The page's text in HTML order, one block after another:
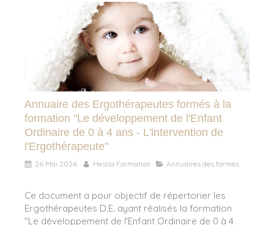
Annuaire des Ergothérapeutes formés à la
formation "Le développement de l'Enfant
Ordinaire de 0 à 4 ans - L'intervention de
l'Ergothérapeute"
26 Mai 2026 Hestia Formation Annuaires des formés
Ce document a pour objectif de répertorier les
Ergothérapeutes D.E. ayant réalisés la formation
"Le développement de l'Enfant Ordinaire de 0 à 4